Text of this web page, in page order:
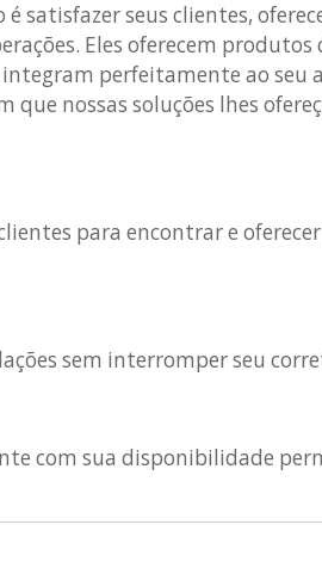
satisfazer seus clientes,
Eles oferecem produtos
perfeitamente ao seu
nossas soluções lhes
para encontrar e
sem interromper seu
com sua disponibilidade